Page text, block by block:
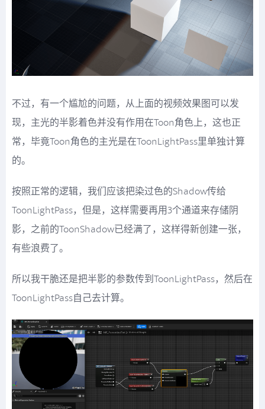
不过，有一个尴尬的问题，从上面的视频效果图可以发
现，主光的半影着色并没有作用在Toon角色上，这也正
常，毕竟Toon角色的主光是在ToonLightPass里单独计算
的。
按照正常的逻辑，我们应该把染过色的Shadow传给
ToonLightPass，但是，这样需要再用3个通道来存储阴
影，之前的ToonShadow已经满了，这样得新创建一张，
有些浪费了。
所以我干脆还是把半影的参数传到ToonLightPass，然后在
ToonLightPass自己去计算。